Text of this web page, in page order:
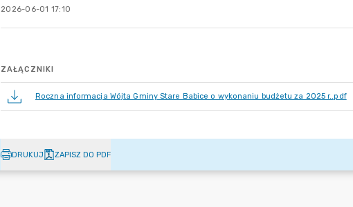
2026-06-01 17:10
ZAŁĄCZNIKI
Roczna informacja Wójta Gminy Stare Babice o wykonaniu budżetu za 2025 r..pdf
DRUKUJ ZAPISZ DO PDF